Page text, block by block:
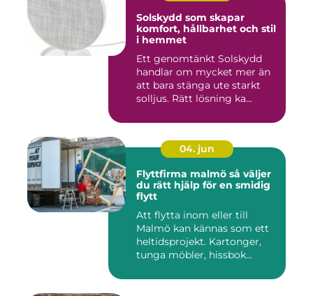
Solskydd som skapar
komfort, hållbarhet och stil
i hemmet
Ett genomtänkt Solskydd
handlar om mycket mer än
att bara stänga ute starkt
solljus. Rätt lösning ka...
04. jun
Flyttfirma malmö så väljer
du rätt hjälp för en smidig
flytt
Att flytta inom eller till
Malmö kan kännas som ett
heltidsprojekt. Kartonger,
tunga möbler, hissbok...